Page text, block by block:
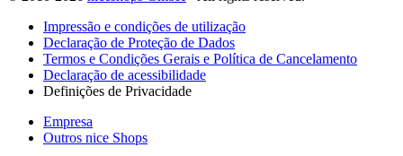
Impressão e condições de utilização
Declaração de Proteção de Dados
Termos e Condições Gerais e Política de Cancelamento
Declaração de acessibilidade
Definições de Privacidade
Empresa
Outros nice Shops